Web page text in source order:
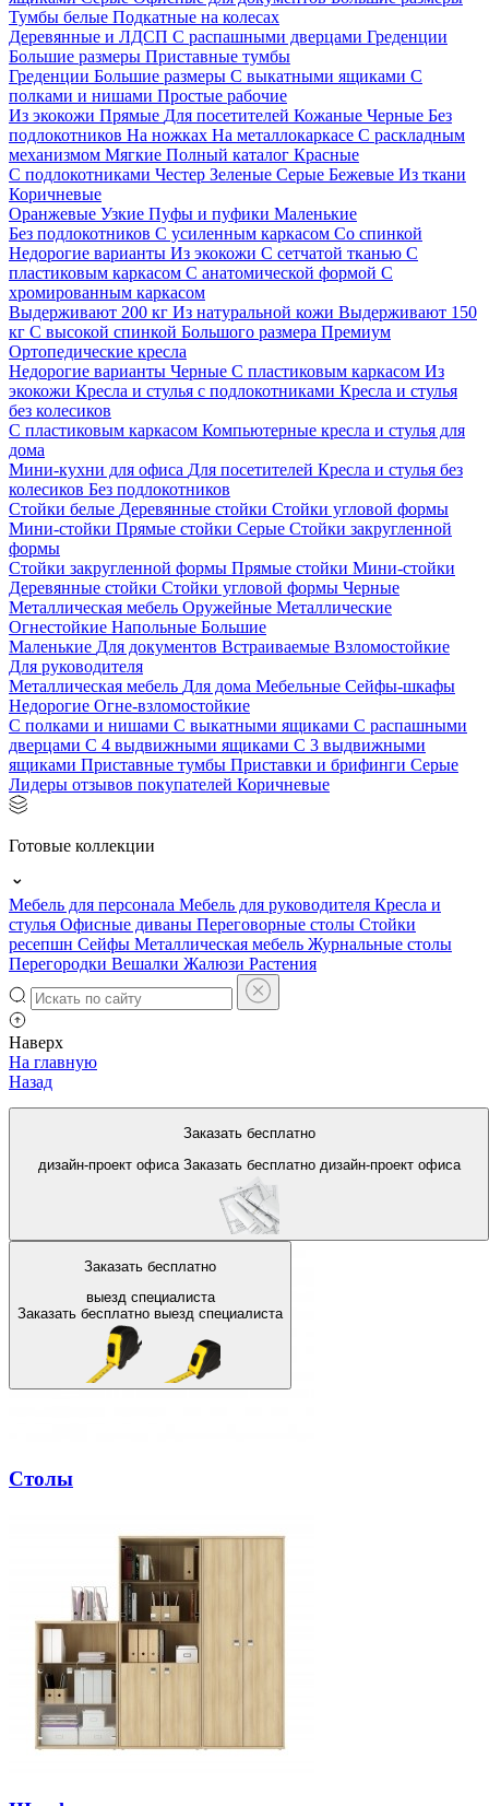
Тумбы белые Подкатные на колесах
Деревянные и ЛДСП С распашными дверцами Греденции
Большие размеры Приставные тумбы
Греденции Большие размеры С выкатными ящиками С
полками и нишами Простые рабочие
Из экокожи Прямые Для посетителей Кожаные Черные Без
подлокотников На ножках На металлокаркасе С раскладным
механизмом Мягкие Полный каталог Красные
С подлокотниками Честер Зеленые Серые Бежевые Из ткани
Коричневые
Оранжевые Узкие Пуфы и пуфики Маленькие
Без подлокотников С усиленным каркасом Со спинкой
Недорогие варианты Из экокожи С сетчатой тканью С
пластиковым каркасом С анатомической формой С
хромированным каркасом
Выдерживают 200 кг Из натуральной кожи Выдерживают 150
кг С высокой спинкой Большого размера Премиум
Ортопедические кресла
Недорогие варианты Черные С пластиковым каркасом Из
экокожи Кресла и стулья с подлокотниками Кресла и стулья
без колесиков
С пластиковым каркасом Компьютерные кресла и стулья для
дома
Мини-кухни для офиса Для посетителей Кресла и стулья без
колесиков Без подлокотников
Стойки белые Деревянные стойки Стойки угловой формы
Мини-стойки Прямые стойки Серые Стойки закругленной
формы
Стойки закругленной формы Прямые стойки Мини-стойки
Деревянные стойки Стойки угловой формы Черные
Металлическая мебель Оружейные Металлические
Огнестойкие Напольные Большие
Маленькие Для документов Встраиваемые Взломостойкие
Для руководителя
Металлическая мебель Для дома Мебельные Сейфы-шкафы
Недорогие Огне-взломостойкие
С полками и нишами С выкатными ящиками С распашными
дверцами С 4 выдвижными ящиками С 3 выдвижными
ящиками Приставные тумбы Приставки и брифинги Серые
Лидеры отзывов покупателей Коричневые
Готовые коллекции
Мебель для персонала Мебель для руководителя Кресла и
стулья Офисные диваны Переговорные столы Стойки
ресепшн Сейфы Металлическая мебель Журнальные столы
Перегородки Вешалки Жалюзи Растения
Наверх
Заказать бесплатно
дизайн-проект офиса Заказать бесплатнодизайн-проект офиса
Заказать бесплатно
выезд специалиста
Заказать бесплатно выезд специалиста
На главную
Назад
Офисная мебель в Братске
Столы